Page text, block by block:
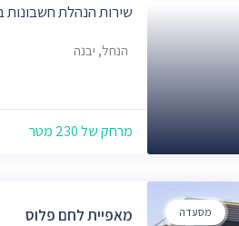
שירות הנהלת חשבונות
הנחל, יבנה
מרחק של 230 מטר
מסעדה
מאפיית לחם פלוס